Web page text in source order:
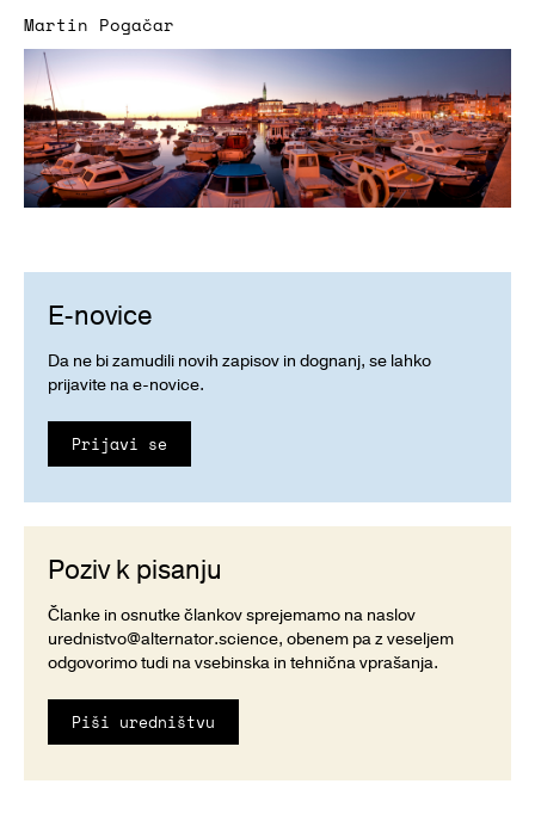
Martin Pogačar
E-novice
Da ne bi zamudili novih zapisov in dognanj, se lahko
prijavite na e-novice.
Prijavi se
Poziv k pisanju
Članke in osnutke člankov sprejemamo na naslov
urednistvo@alternator.science, obenem pa z veseljem
odgovorimo tudi na vsebinska in tehnična vprašanja.
Piši uredništvu